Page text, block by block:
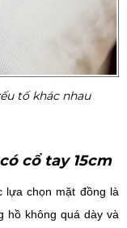
tố khác nhau
cổ tay 15cm
lựa chọn mặt đồng là
hồ không quá dày và